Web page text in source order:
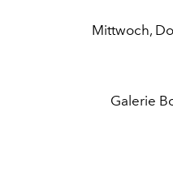
Mittwoch,
Galerie